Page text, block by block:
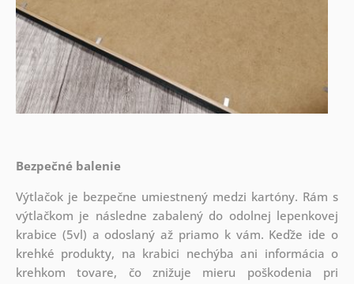
Bezpečné balenie
Výtlačok je bezpečne umiestnený medzi kartóny. Rám s
výtlačkom je následne zabalený do odolnej lepenkovej
krabice (5vl) a odoslaný až priamo k vám. Keďže ide o
krehké produkty, na krabici nechýba ani informácia o
krehkom tovare, čo znižuje mieru poškodenia pri